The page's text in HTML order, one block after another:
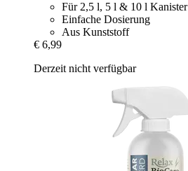
Für 2,5 l, 5 l & 10 l Kanister
Einfache Dosierung
Aus Kunststoff
€ 6,99
Derzeit nicht verfügbar